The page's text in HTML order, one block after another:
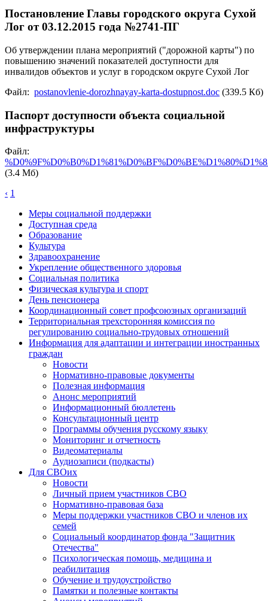
Постановление Главы городского округа Сухой
Лог от 03.12.2015 года №2741-ПГ
Об утверждении плана мероприятий ("дорожной карты") по
повышению значений показателей доступности для
инвалидов объектов и услуг в городском округе Сухой Лог
Файл: postanovlenie-dorozhnayay-karta-dostupnost.doc (339.5 Кб)
Паспорт доступности объекта социальной
инфраструктуры
Файл:
(3.4 Мб)
‹ 1
Меры социальной поддержки
Доступная среда
Образование
Культура
Здравоохранение
Укрепление общественного здоровья
Социальная политика
Физическая культура и спорт
День пенсионера
Координационный совет профсоюзных организаций
Территориальная трехсторонняя комиссия по
регулированию социально-трудовых отношений
Информация для адаптации и интеграции иностранных
граждан
Новости
Нормативно-правовые документы
Полезная информация
Анонс мероприятий
Информационный бюллетень
Консультационный центр
Программы обучения русскому языку
Мониторинг и отчетность
Видеоматериалы
Аудиозаписи (подкасты)
Для СВОих
Новости
Личный прием участников СВО
Нормативно-правовая база
Меры поддержки участников СВО и членов их
семей
Социальный координатор фонда "Защитник
Отечества"
Психологическая помощь, медицина и
реабилитация
Обучение и трудоустройство
Памятки и полезные контакты